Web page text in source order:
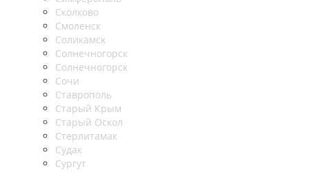
Сколково
Смоленск
Соликамск
Солнечногорск
Солнечногорск
Сочи
Ставрополь
Старый Крым
Старый Оскол
Стерлитамак
Судак
Сургут